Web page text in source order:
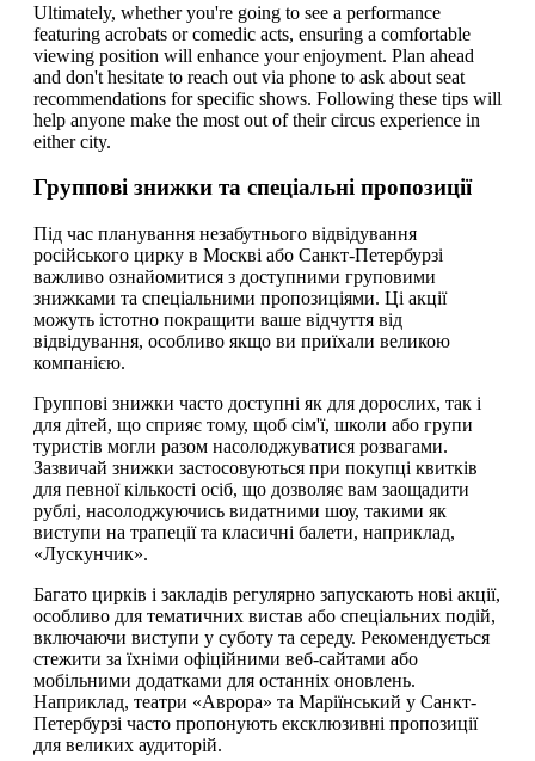
Ultimately, whether you're going to see a performance
featuring acrobats or comedic acts, ensuring a comfortable
viewing position will enhance your enjoyment. Plan ahead
and don't hesitate to reach out via phone to ask about seat
recommendations for specific shows. Following these tips will
help anyone make the most out of their circus experience in
either city.
Группові знижки та спеціальні пропозиції
Під час планування незабутнього відвідування
російського цирку в Москві або Санкт-Петербурзі
важливо ознайомитися з доступними груповими
знижками та спеціальними пропозиціями. Ці акції
можуть істотно покращити ваше відчуття від
відвідування, особливо якщо ви приїхали великою
компанією.
Группові знижки часто доступні як для дорослих, так і
для дітей, що сприяє тому, щоб сім'ї, школи або групи
туристів могли разом насолоджуватися розвагами.
Зазвичай знижки застосовуються при покупці квитків
для певної кількості осіб, що дозволяє вам заощадити
рублі, насолоджуючись видатними шоу, такими як
виступи на трапеції та класичні балети, наприклад,
«Лускунчик».
Багато цирків і закладів регулярно запускають нові акції,
особливо для тематичних вистав або спеціальних подій,
включаючи виступи у суботу та середу. Рекомендується
стежити за їхніми офіційними веб-сайтами або
мобільними додатками для останніх оновлень.
Наприклад, театри «Аврора» та Маріїнський у Санкт-
Петербурзі часто пропонують ексклюзивні пропозиції
для великих аудиторій.